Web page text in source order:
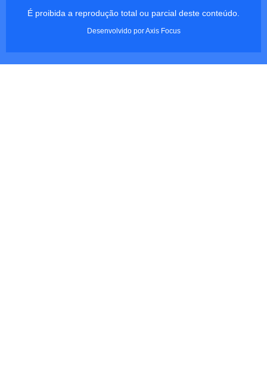
É proibida a reprodução total ou parcial deste conteúdo.
Desenvolvido porAxis Focus